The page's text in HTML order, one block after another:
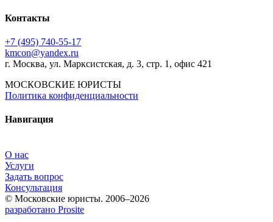
Контакты
+7 (495) 740‑55‑17
kmcon@yandex.ru
г. Москва, ул. Марксистская, д. 3, стр. 1, офис 421
МОСКОВСКИЕ ЮРИСТЫ
Политика конфиденциальности
Навигация
О нас
Услуги
Задать вопрос
Консультация
© Московские юристы. 2006–2026
разработано Prosite